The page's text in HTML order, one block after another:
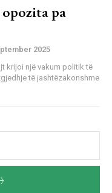
pa
2025
të jashtëzakonshme